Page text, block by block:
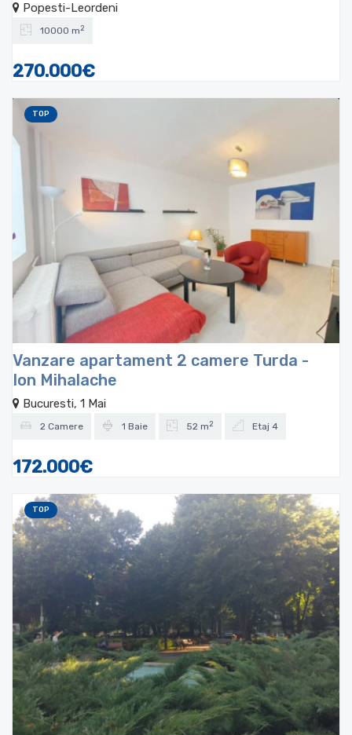
Popesti-Leordeni
10000 m 2
270.000€
TOP
Vanzare apartament 2 camere Turda -
Ion Mihalache
Bucuresti, 1 Mai
2 Camere 1 Baie 52 m 2 Etaj 4
172.000€
TOP